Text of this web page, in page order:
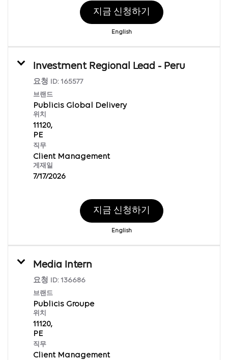
지금 신청하기
English
Investment Regional Lead - Peru
요청 ID: 165577
브랜드
Publicis Global Delivery
위치
11120,
직무
Client Management
게재일
7/17/2026
지금 신청하기
English
Media Intern
요청 ID: 136686
브랜드
Publicis Groupe
위치
11120,
직무
Client Management